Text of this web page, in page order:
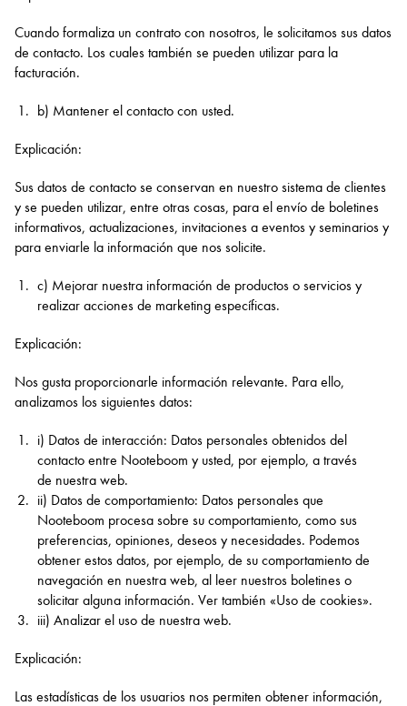
Cuando formaliza un contrato con nosotros, le solicitamos sus datos
de contacto. Los cuales también se pueden utilizar para la
facturación.
b) Mantener el contacto con usted.
Explicación:
Sus datos de contacto se conservan en nuestro sistema de clientes
y se pueden utilizar, entre otras cosas, para el envío de boletines
informativos, actualizaciones, invitaciones a eventos y seminarios y
para enviarle la información que nos solicite.
c) Mejorar nuestra información de productos o servicios y
realizar acciones de marketing específicas.
Explicación:
Nos gusta proporcionarle información relevante. Para ello,
analizamos los siguientes datos:
i) Datos de interacción: Datos personales obtenidos del
contacto entre Nooteboom y usted, por ejemplo, a través
de nuestra web.
ii) Datos de comportamiento: Datos personales que
Nooteboom procesa sobre su comportamiento, como sus
preferencias, opiniones, deseos y necesidades. Podemos
obtener estos datos, por ejemplo, de su comportamiento de
navegación en nuestra web, al leer nuestros boletines o
solicitar alguna información. Ver también «Uso de cookies».
iii) Analizar el uso de nuestra web.
Explicación:
Las estadísticas de los usuarios nos permiten obtener información,